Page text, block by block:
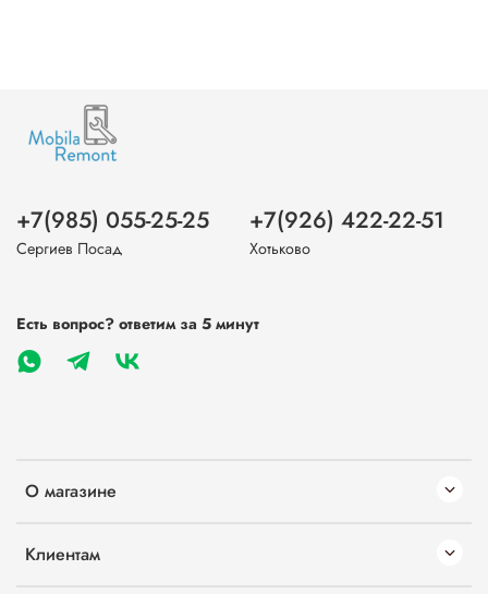
О магазине
Клиентам
+7(985) 055-25-25
Сергиев Посад
+7(926) 422-22-51
Хотьково
Есть вопрос? ответим за 5 минут